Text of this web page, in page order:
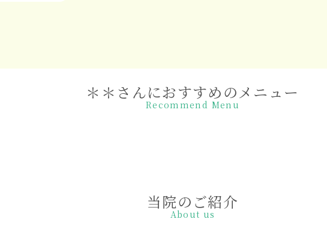
＊＊さんにおすすめのメニュー
Recommend Menu
当院のご紹介
About us